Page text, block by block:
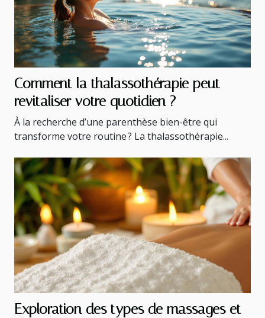
Comment la thalassothérapie peut
revitaliser votre quotidien ?
À la recherche d’une parenthèse bien-être qui
transforme votre routine ? La thalassothérapie...
Exploration des types de massages et